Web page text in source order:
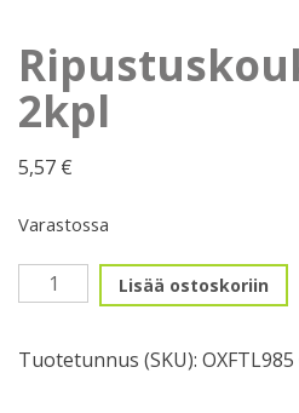
2kpl
5,57 €
Varastossa
Ripustuskoukku,
OXC,
määrä
Lisää ostoskoriin
Tuotetunnus (SKU): OXFTL985